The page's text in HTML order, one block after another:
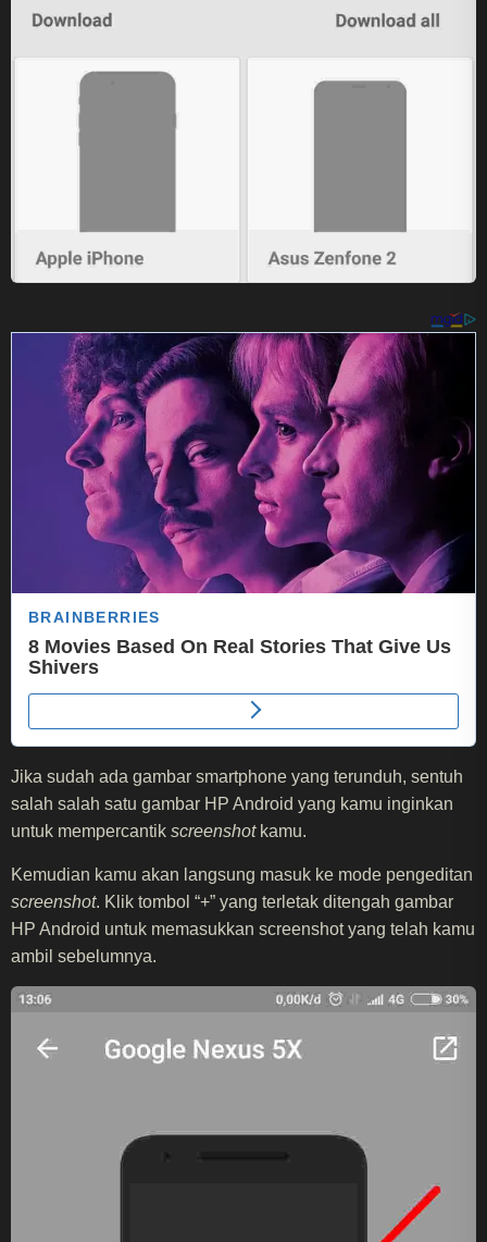
Jika sudah ada gambar smartphone yang terunduh, sentuh
salah salah satu gambar HP Android yang kamu inginkan
untuk mempercantik screenshotkamu.
Kemudian kamu akan langsung masuk ke mode pengeditan
screenshot. Klik tombol “+” yang terletak ditengah gambar
HP Android untuk memasukkan screenshot yang telah kamu
ambil sebelumnya.